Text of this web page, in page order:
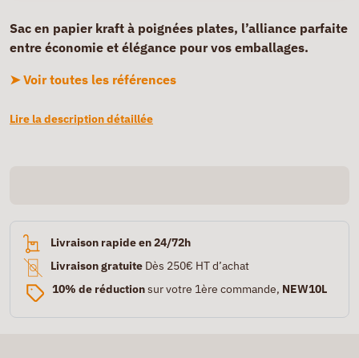
Sac en papier kraft à poignées plates, l’alliance parfaite
entre économie et élégance pour vos emballages.
➤ Voir toutes les références
Lire la description détaillée
Livraison rapide en 24/72h
Livraison gratuite Dès 250€ HT d’achat
10% de réductionsur votre 1ère commande, NEW10L